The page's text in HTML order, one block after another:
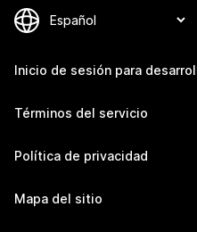
Inicio de sesión para
Términos del servicio
Política de privacidad
Mapa del sitio